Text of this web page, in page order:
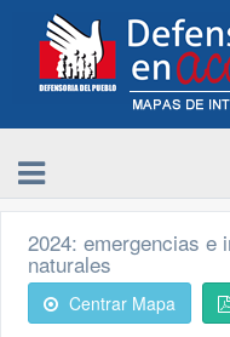
2024: emergencias e
naturales
Centrar Mapa